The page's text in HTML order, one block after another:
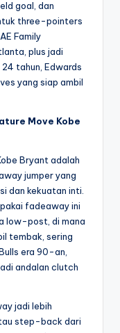
goal, dan
three-pointers
Family
plus jadi
24 tahun, Edwards
yang siap ambil
Move Kobe
Bryant adalah
jumper yang
dan kekuatan inti.
fadeaway ini
low-post, di mana
tembak, sering
era 90-an,
andalan clutch
jadi lebih
step-back dari